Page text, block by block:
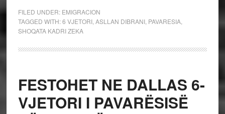
FILED UNDER: EMIGRACION
TAGGED WITH:6 VJETORI, ASLLAN DIBRANI, PAVARESIA,
SHOQATA KADRI ZEKA
FESTOHET NE DALLAS 6-
VJETORI I PAVARËSISË